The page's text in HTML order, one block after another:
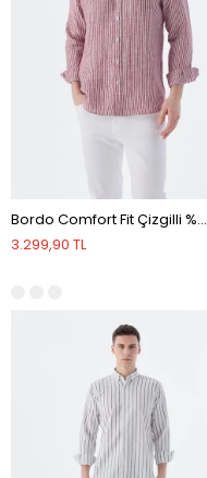
Bordo Comfort Fit Çizgilli %100 Keten Gömlek
3.299,90 TL